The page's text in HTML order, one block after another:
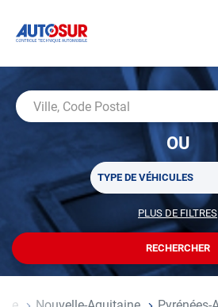
Code
Postal
OU
Sélectionner
un
plusieurs
recherche
TYPE DE VÉHICULES
PLUS DE FILTRES
POUR
PERSONNALISER
VOTRE
RECHERCHE
RECHERCHER
UN
CENTRE